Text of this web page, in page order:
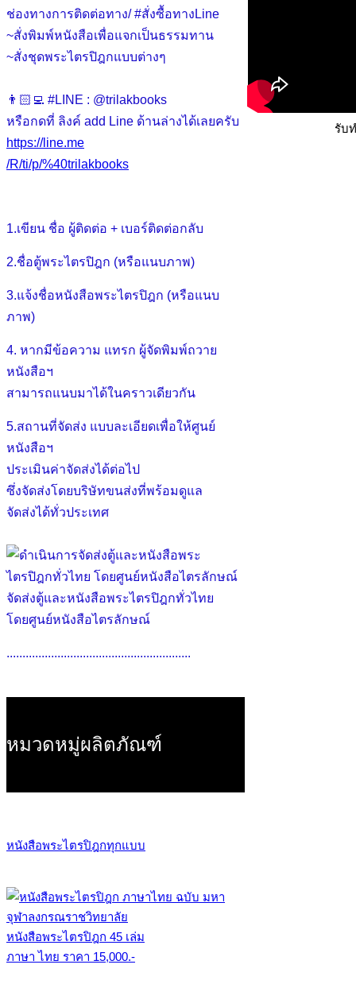
ช่องทางการติดต่อทาง/ #สั่งซื้อทางLine
~สั่งพิมพ์หนังสือเพื่อแจกเป็นธรรมทาน
~สั่งชุดพระไตรปิฎกแบบต่างๆ
👨🏻‍💻 #LINE : @trilakbooks
หรือกดที่ ลิงค์ add Line ด้านล่างได้เลยครับ
https://line.me
/R/ti/p/%40trilakbooks
1.เขียน ชื่อ ผู้ติดต่อ + เบอร์ติดต่อกลับ
2.ชื่อตู้พระไตรปิฎก (หรือแนบภาพ)
3.แจ้งชื่อหนังสือพระไตรปิฎก (หรือแนบ
ภาพ)
4. หากมีข้อความ แทรก ผู้จัดพิมพ์ถวาย
หนังสือฯ
สามารถแนบมาได้ในคราวเดียวกัน
5.สถานที่จัดส่ง แบบละเอียดเพื่อให้ศูนย์
หนังสือฯ
ประเมินค่าจัดส่งได้ต่อไป
ซึ่งจัดส่งโดยบริษัทขนส่งที่พร้อมดูแล
จัดส่งได้ทั่วประเทศ
จัดส่งตู้และหนังสือพระไตรปิฎกทั่วไทย
โดยศูนย์หนังสือไตรลักษณ์
..........................................................
หมวดหมู่ผลิตภัณฑ์
หนังสือพระไตรปิฎกทุกแบบ
หนังสือพระไตรปิฎก 45 เล่ม
ภาษา ไทย ราคา 15,000.-
รับ